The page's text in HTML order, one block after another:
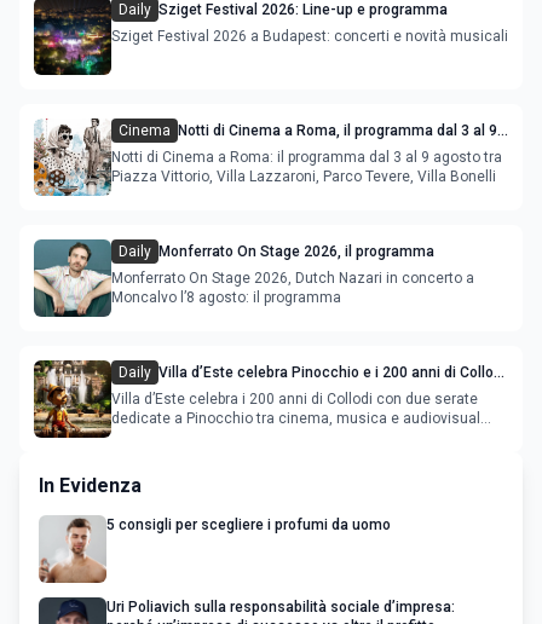
Daily Sziget Festival 2026: Line-up e programma
Sziget Festival 2026 a Budapest: concerti e novità musicali
Cinema
Notti di Cinema a Roma, il programma dal 3 al 9
agosto
Notti di Cinema a Roma: il programma dal 3 al 9 agosto tra
Piazza Vittorio, Villa Lazzaroni, Parco Tevere, Villa Bonelli
Daily Monferrato On Stage 2026, il programma
Monferrato On Stage 2026, Dutch Nazari in concerto a
Moncalvo l’8 agosto: il programma
Daily Villa d’Este celebra Pinocchio e i 200 anni di Collodi
con cinema, musica e audiovisual mapping
Villa d’Este celebra i 200 anni di Collodi con due serate
dedicate a Pinocchio tra cinema, musica e audiovisual
In Evidenza
5 consigli per scegliere i profumi da uomo
Uri Poliavich sulla responsabilità sociale d’impresa: